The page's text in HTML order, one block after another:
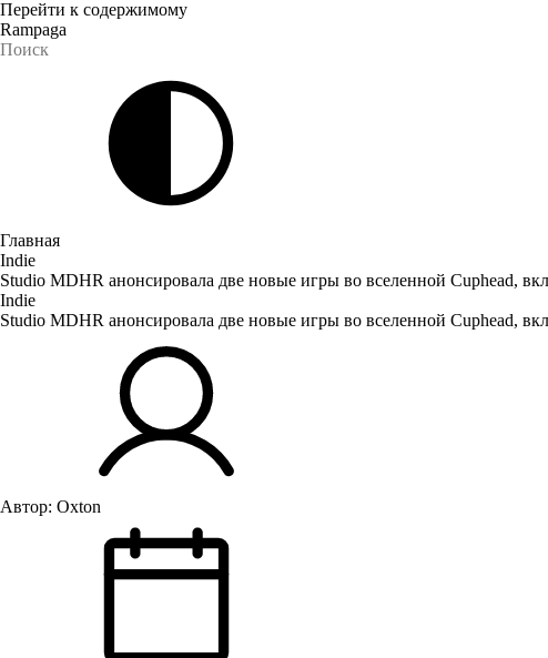
Перейти к содержимому
Rampaga
Главная
Indie
Studio MDHR анонсировала две новые игры во вселенной Cuphead,
Indie
Studio MDHR анонсировала две новые игры во вселенной Cuphead,
Автор: Oxton